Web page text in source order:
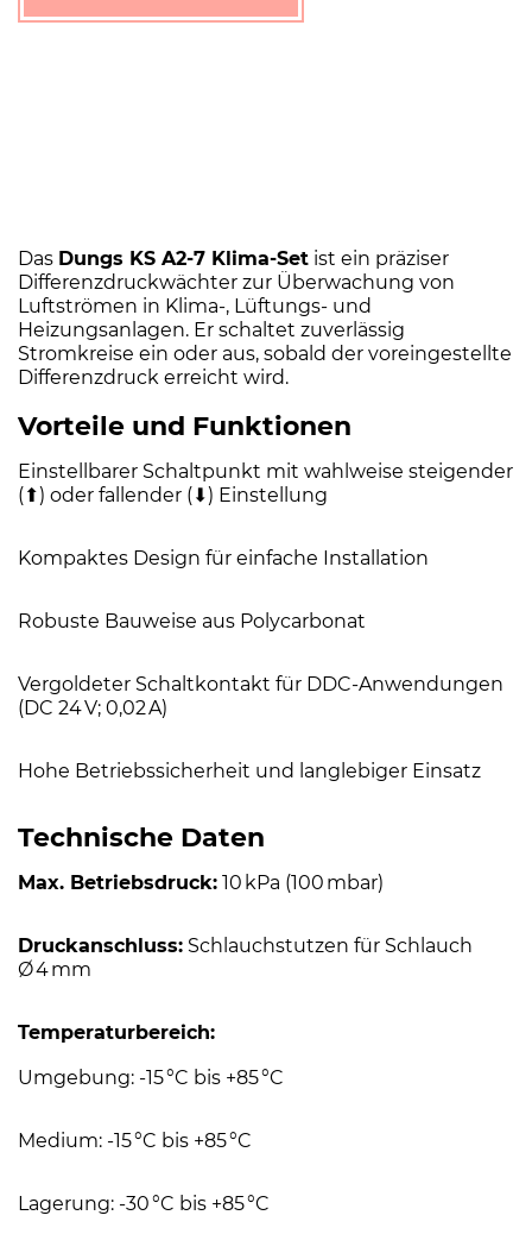
Differenzdruckwächter
Das Dungs KS A2-7 Klima-Set ist ein präziser
Differenzdruckwächter zur Überwachung von
Luftströmen in Klima-, Lüftungs- und
Heizungsanlagen. Er schaltet zuverlässig
Stromkreise ein oder aus, sobald der voreingestellte
Differenzdruck erreicht wird.
Vorteile und Funktionen
Einstellbarer Schaltpunkt mit wahlweise steigender
(⬆) oder fallender (⬇) Einstellung
Kompaktes Design für einfache Installation
Robuste Bauweise aus Polycarbonat
Vergoldeter Schaltkontakt für DDC-Anwendungen
(DC 24 V; 0,02 A)
Hohe Betriebssicherheit und langlebiger Einsatz
Technische Daten
Max. Betriebsdruck: 10 kPa (100 mbar)
Druckanschluss: Schlauchstutzen für Schlauch
Ø 4 mm
Temperaturbereich:
Umgebung: -15 °C bis +85 °C
Medium: -15 °C bis +85 °C
Lagerung: -30 °C bis +85 °C